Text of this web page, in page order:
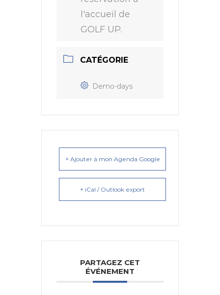
l'accueil de
GOLF UP.
CATÉGORIE
Demo-days
+ Ajouter à mon Agenda Google
+ iCal / Outlook export
PARTAGEZ CET
ÉVÉNEMENT